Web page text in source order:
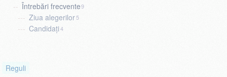
Întrebări frecvente9
Ziua alegerilor5
Candidați4
Reguli